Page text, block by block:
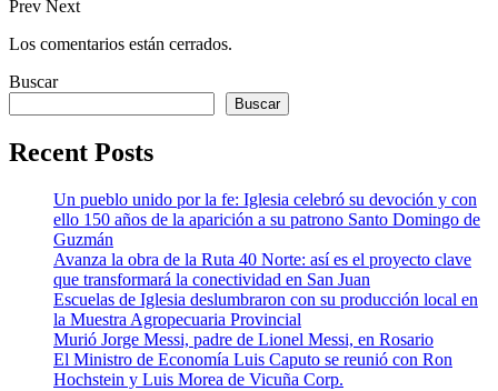
Prev Next
Los comentarios están cerrados.
Buscar
Buscar
Recent Posts
Un pueblo unido por la fe: Iglesia celebró su devoción y con
ello 150 años de la aparición a su patrono Santo Domingo de
Guzmán
Avanza la obra de la Ruta 40 Norte: así es el proyecto clave
que transformará la conectividad en San Juan
Escuelas de Iglesia deslumbraron con su producción local en
la Muestra Agropecuaria Provincial
Murió Jorge Messi, padre de Lionel Messi, en Rosario
El Ministro de Economía Luis Caputo se reunió con Ron
Hochstein y Luis Morea de Vicuña Corp.